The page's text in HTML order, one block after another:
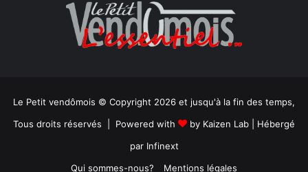
Le Petit vendômois © Copyright 2026 et jusqu'à la fin des temps,
Tous droits réservés | Powered with
by Kaizen Lab | Hébergé
par Infinext
Qui sommes-nous?
Mentions légales